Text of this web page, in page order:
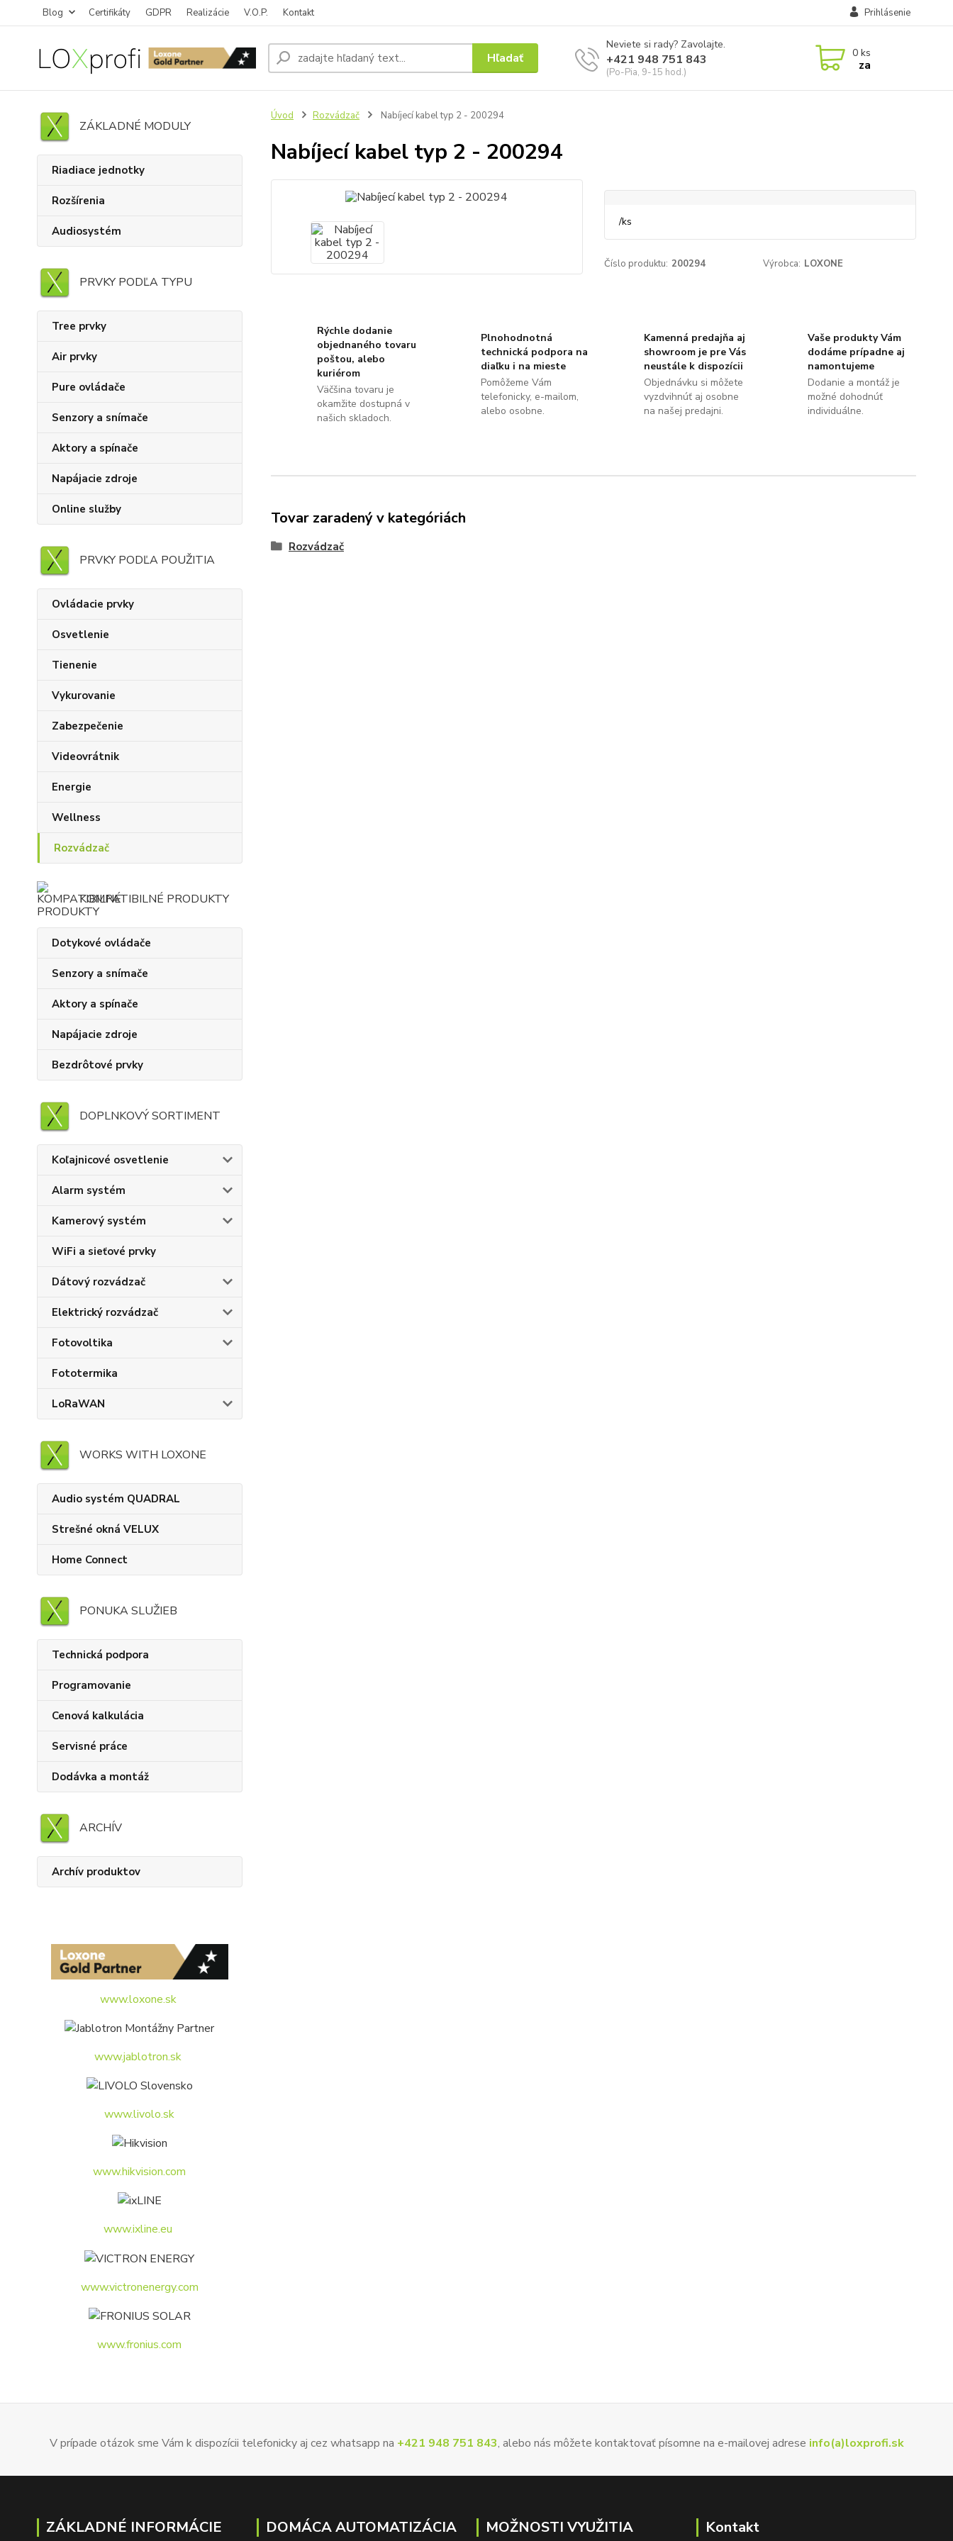
Blog Certifikáty GDPR Realizácie V.O.P. Kontakt Prihlásenie
Hľadať
Neviete si rady? Zavolajte.
+421 948 751 843
(Po-Pia, 9-15 hod.)
0 ks
za
ZÁKLADNÉ MODULY
Riadiace jednotky
Rozšírenia
Audiosystém
PRVKY PODĽA TYPU
Tree prvky
Air prvky
Pure ovládače
Senzory a snímače
Aktory a spínače
Napájacie zdroje
Online služby
PRVKY PODĽA POUŽITIA
Ovládacie prvky
Osvetlenie
Tienenie
Vykurovanie
Zabezpečenie
Videovrátnik
Energie
Wellness
Rozvádzač
KOMPATIBILNÉ PRODUKTY
Dotykové ovládače
Senzory a snímače
Aktory a spínače
Napájacie zdroje
Bezdrôtové prvky
DOPLNKOVÝ SORTIMENT
Koľajnicové osvetlenie
Alarm systém
Kamerový systém
WiFi a sieťové prvky
Dátový rozvádzač
Elektrický rozvádzač
Fotovoltika
Fototermika
LoRaWAN
WORKS WITH LOXONE
Audio systém QUADRAL
Strešné okná VELUX
Home Connect
PONUKA SLUŽIEB
Technická podpora
Programovanie
Cenová kalkulácia
Servisné práce
Dodávka a montáž
ARCHÍV
Archív produktov
www.loxone.sk
www.jablotron.sk
www.livolo.sk
www.hikvision.com
www.ixline.eu
www.victronenergy.com
www.fronius.com
Úvod Rozvádzač Nabíjecí kabel typ 2 - 200294
Nabíjecí kabel typ 2 - 200294
/ks
Číslo produktu: 200294 Výrobca: LOXONE
Rýchle dodanie
objednaného tovaru
poštou, alebo
kuriérom
Väčšina tovaru je
okamžite dostupná v
našich skladoch.
Plnohodnotná
technická podpora na
diaľku i na mieste
Pomôžeme Vám
telefonicky, e-mailom,
alebo osobne.
Kamenná predajňa aj
showroom je pre Vás
neustále k dispozícii
Objednávku si môžete
vyzdvihnúť aj osobne
na našej predajni.
Vaše produkty Vám
dodáme prípadne aj
namontujeme
Dodanie a montáž je
možné dohodnúť
individuálne.
Tovar zaradený v kategóriách
Rozvádzač
V prípade otázok sme Vám k dispozícii telefonicky aj cez whatsapp na +421 948 751 843, alebo nás môžete kontaktovať písomne na e-mailovej adrese info(a)loxprofi.sk
ZÁKLADNÉ INFORMÁCIE DOMÁCA AUTOMATIZÁCIA MOŽNOSTI VYUŽITIA Kontakt